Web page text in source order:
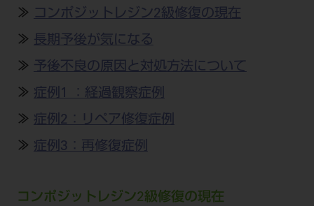
≫ コンポジットレジン2級修復の現在
≫ 長期予後が気になる
≫ 予後不良の原因と対処方法について
≫ 症例1 ：経過観察症例
≫ 症例2：リペア修復症例
≫ 症例3：再修復症例
コンポジットレジン2級修復の現在
モリタ友の会のご案内
モリタ友の会無料会員登録
修理・メンテナンス等
はじめての方へ
pdとは
院内ツアー
デンタルマガジン
ビデオライブラリー
公式SNS一覧
ショールーム
全国のショールーム
北海道
宮城
東京
Dental Plaza Tokyo
MDSC
Digital Seminar